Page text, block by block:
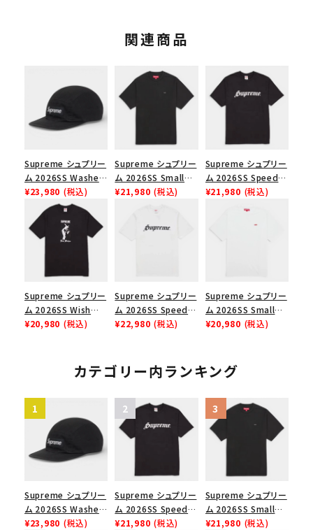
関連商品
Supreme シュプリー
ム 2026SS Washed
Chino Twill Camp
Cap ウォッシュド チ
ノツイル キャンプキャ
ップ ブラック
¥23,980 (税込)
Supreme シュプリー
ム 2026SS Small
Box Tee スモールボ
¥21,980 (税込)
Supreme シュプリー
ム 2026SS Speed
Tee スピードTシャツ
¥21,980 (税込)
Supreme シュプリー
ム 2026SS Wish
Tee ウィッシュTシ
¥20,980 (税込)
Supreme シュプリー
ム 2026SS Speed
Tee スピードTシャツ
¥22,980 (税込)
Supreme シュプリー
ム 2026SS Small
Box Tee スモールボ
¥20,980 (税込)
カテゴリー内ランキング
Supreme シュプリー
ム 2026SS Washed
Chino Twill Camp
¥23,980 (税込)
Supreme シュプリー
ム 2026SS Speed
Tee スピードTシャツ
¥21,980 (税込)
Supreme シュプリー
ム 2026SS Small
Box Tee スモールボ
¥21,980 (税込)